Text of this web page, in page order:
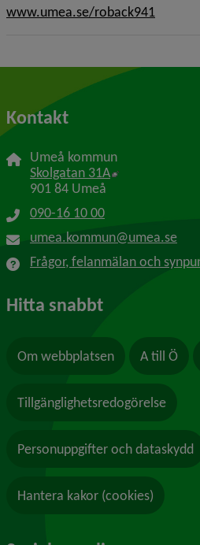
www.umea.se/roback941
Kontakt
Umeå kommun
Skolgatan 31A Länk till
901 84 Umeå
090-16 10 00
umea.kommun@umea.se
Frågor, felanmälan och
Hitta snabbt
Om webbplatsen A till Ö
Tillgänglighetsredogörelse
Personuppgifter och dataskydd
Hantera kakor (cookies)